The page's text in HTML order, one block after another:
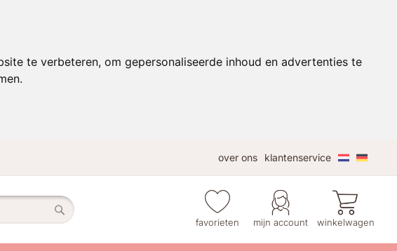
te verbeteren, om gepersonaliseerde inhoud en advertenties te
over ons
klantenservice
mijn account
favorieten winkelwagen